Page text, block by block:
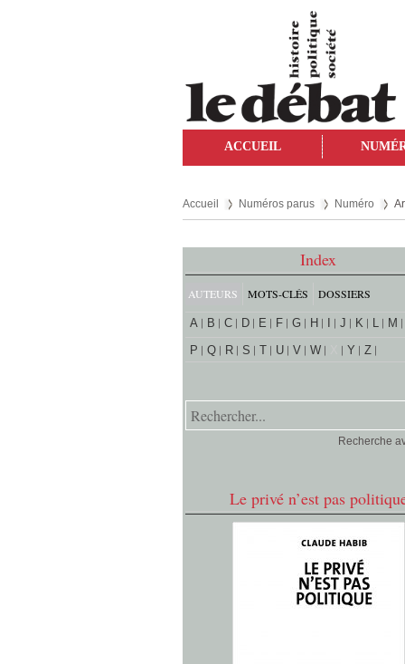
ACCUEIL
Accueil Numéros parus Numéro
Index
AUTEURS MOTS-CLÉS DOSSIERS
A B C D E F G H J K L M
P
Q R S T U V W Y Z
Recherche
Le privé n’est pas